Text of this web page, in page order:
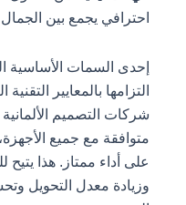
احترافي يجمع بين الجمال
إحدى السمات الأساسية
التزامها بالمعايير التقنية
شركات التصميم
متوافقة مع جميع
على أداء ممتاز. هذا يتيح
وزيادة معدل التحويل